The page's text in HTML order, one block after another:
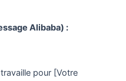
Alibaba) :
pour [Votre